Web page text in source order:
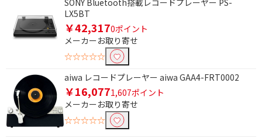
LX5BT
￥42,3170ポイント
メーカーお取り寄せ
☆☆☆☆☆
aiwa レコードプレーヤー aiwa GAA4-FRT0002
￥16,0771,607ポイント
メーカーお取り寄せ
☆☆☆☆☆
条件で絞り込む